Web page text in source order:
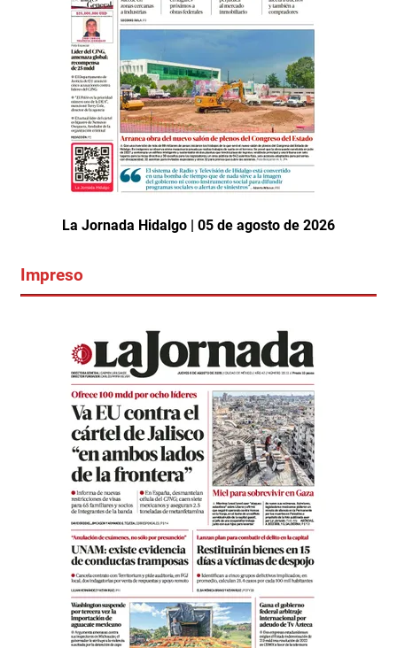
La Jornada Hidalgo | 05 de agosto de 2026
Impreso